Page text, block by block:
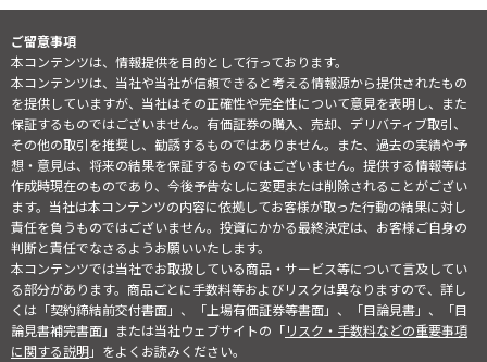
ご留意事項
本コンテンツは、情報提供を目的として行っております。
本コンテンツは、当社や当社が信頼できると考える情報源から提供されたもの
を提供していますが、当社はその正確性や完全性について意見を表明し、また
保証するものではございません。有価証券の購入、売却、デリバティブ取引、
その他の取引を推奨し、勧誘するものではありません。また、過去の実績や予
想・意見は、将来の結果を保証するものではございません。提供する情報等は
作成時現在のものであり、今後予告なしに変更または削除されることがござい
ます。当社は本コンテンツの内容に依拠してお客様が取った行動の結果に対し
責任を負うものではございません。投資にかかる最終決定は、お客様ご自身の
判断と責任でなさるようお願いいたします。
本コンテンツでは当社でお取扱している商品・サービス等について言及してい
る部分があります。商品ごとに手数料等およびリスクは異なりますので、詳し
くは「契約締結前交付書面」、「上場有価証券等書面」、「目論見書」、「目
論見書補完書面」または当社ウェブサイトの「リスク・手数料などの重要事項
に関する説明」をよくお読みください。